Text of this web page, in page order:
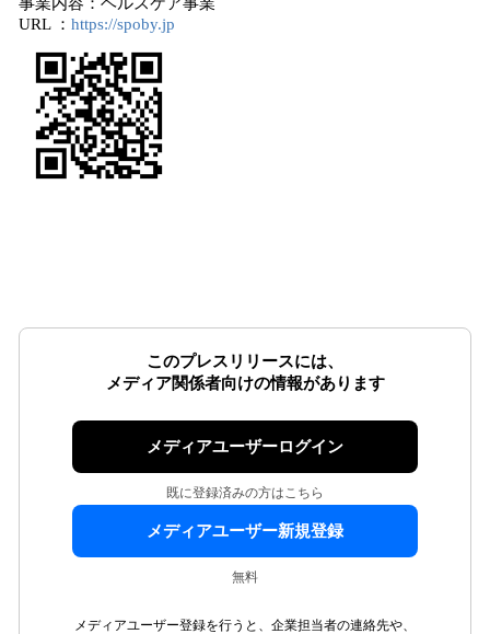
URL ： https://spoby.jp
このプレスリリースには、
メディア関係者向けの情報があります
メディアユーザーログイン
既に登録済みの方はこちら
メディアユーザー新規登録
無料
メディアユーザー登録を行うと、企業担当者の連絡先や、